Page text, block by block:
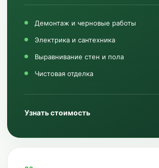
Демонтаж и черновые работы
Электрика и сантехника
Выравнивание стен и пола
Чистовая отделка
Узнать стоимость